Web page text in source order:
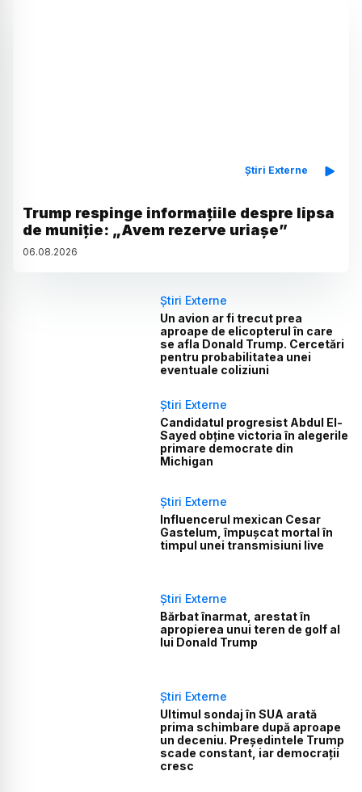
Știri Externe
Trump respinge informațiile despre lipsa
de muniție: „Avem rezerve uriașe”
06.08.2026
Știri Externe
Un avion ar fi trecut prea
aproape de elicopterul în care
se afla Donald Trump. Cercetări
pentru probabilitatea unei
eventuale coliziuni
Știri Externe
Candidatul progresist Abdul El-
Sayed obține victoria în alegerile
primare democrate din
Michigan
Știri Externe
Influencerul mexican Cesar
Gastelum, împușcat mortal în
timpul unei transmisiuni live
Știri Externe
Bărbat înarmat, arestat în
apropierea unui teren de golf al
lui Donald Trump
Știri Externe
Ultimul sondaj în SUA arată
prima schimbare după aproape
un deceniu. Președintele Trump
scade constant, iar democrații
cresc